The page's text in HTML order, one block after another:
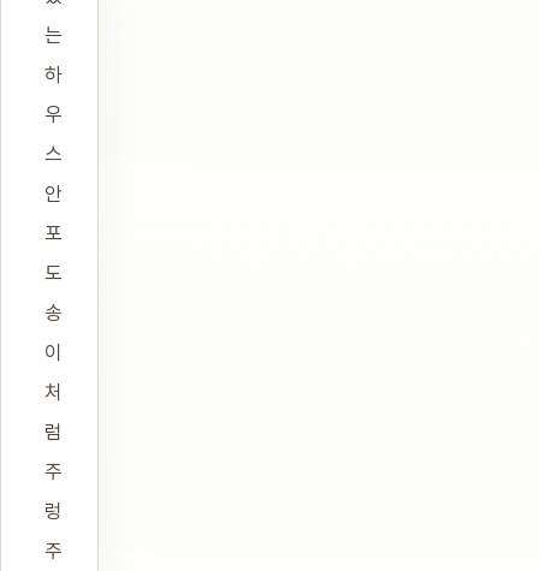
는
하
우
스
안
포
도
송
이
처
럼
주
렁
주